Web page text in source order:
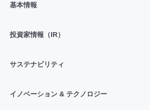
基本情報
投資家情報（IR）
サステナビリティ
イノベーション & テクノロジー